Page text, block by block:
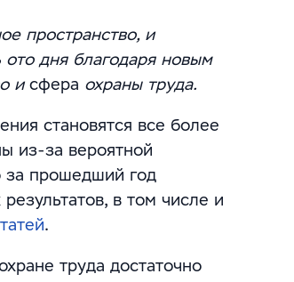
пространство, и
дня благодаря новым
и сфера охраны труда.
становятся все более
из-за вероятной
за прошедший год
в том числе и
.
труда достаточно